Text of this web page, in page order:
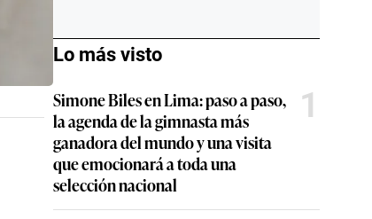
Lo más visto
Simone Biles en Lima: paso a paso,
la agenda de la gimnasta más
ganadora del mundo y una visita
que emocionará a toda una
selección nacional
1